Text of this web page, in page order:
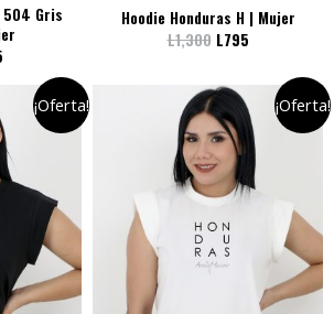
504 Gris
Hoodie Honduras H | Mujer
L1,300 L795
¡Oferta! ¡Oferta!